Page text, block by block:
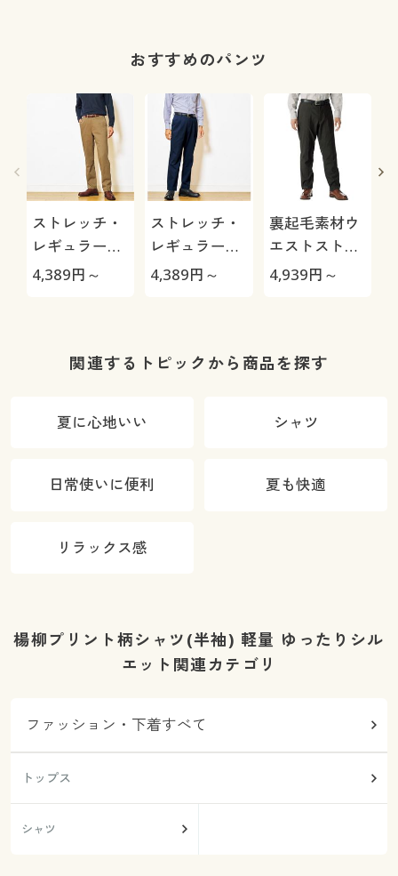
おすすめのパンツ
ストレッチ・
レギュラーフ
ィットノータ
4,389円～
ストレッチ・
レギュラーフ
ィットツータ
4,389円～
裏起毛素材ウ
エストストレ
ッチ・テーパ
4,939円～
関連するトピックから商品を探す
夏に心地いい シャツ
日常使いに便利 夏も快適
リラックス感
楊柳プリント柄シャツ(半袖) 軽量 ゆったりシル
エット関連カテゴリ
ファッション・下着すべて
トップス
シャツ